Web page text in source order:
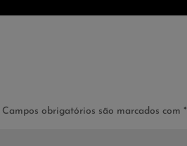
Campos obrigatórios são marcados com*